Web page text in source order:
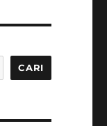
CARI